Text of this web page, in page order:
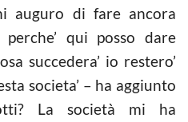
auguro di fare ancora
qui posso dare
succedera’ io restero’
societa’ – ha aggiunto
La società mi ha